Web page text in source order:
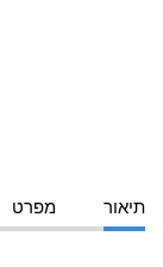
תיאור מפרט